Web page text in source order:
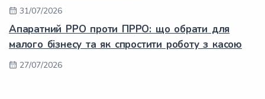
31/07/2026
Апаратний РРО проти ПРРО: що обрати для
малого бізнесу та як спростити роботу з касою
27/07/2026